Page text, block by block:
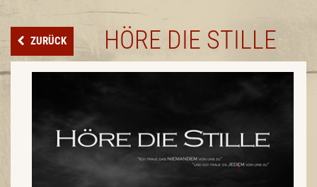
ZURÜCK HÖRE DIE STILLE